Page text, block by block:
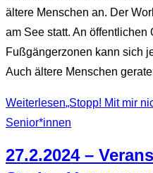
ältere Menschen an. Der
am See statt. An
Fußgängerzonen kann sich
Auch ältere Menschen
Weiterlesen„Stopp! Mit mir
Senior*innen
27.2.2024 –